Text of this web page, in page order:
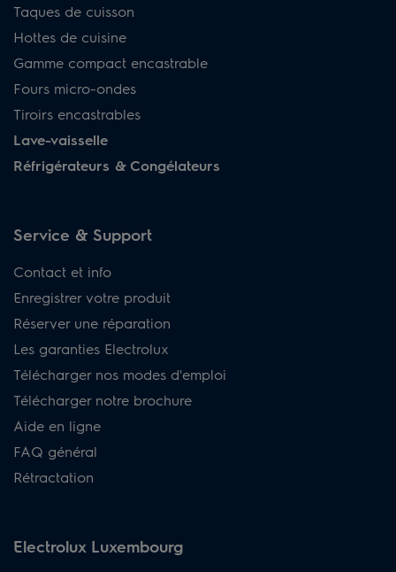
Taques de cuisson
Hottes de cuisine
Gamme compact encastrable
Fours micro-ondes
Tiroirs encastrables
Lave-vaisselle
Réfrigérateurs & Congélateurs
Service & Support
Contact et info
Enregistrer votre produit
Réserver une réparation
Les garanties Electrolux
Télécharger nos modes d'emploi
Télécharger notre brochure
Aide en ligne
FAQ général
Rétractation
Electrolux Luxembourg